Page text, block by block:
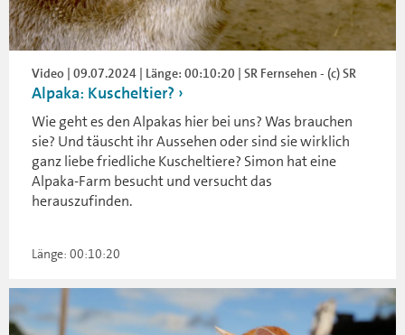
Video | 09.07.2024 | Länge: 00:10:20 | SR Fernsehen - (c) SR
Alpaka: Kuscheltier?
Wie geht es den Alpakas hier bei uns? Was brauchen
sie? Und täuscht ihr Aussehen oder sind sie wirklich
ganz liebe friedliche Kuscheltiere? Simon hat eine
Alpaka-Farm besucht und versucht das
herauszufinden.
Länge: 00:10:20